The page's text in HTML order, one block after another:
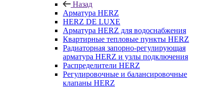
Назад
Арматура HERZ
HERZ DE LUXE
Арматура HERZ для водоснабжения
Квартирные тепловые пункты HERZ
Радиаторная запорно-регулирующая
арматура HERZ и узлы подключения
Распределители HERZ
Регулировочные и балансировочные
клапаны HERZ